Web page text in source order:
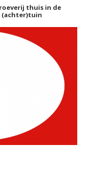
thuis in de
(achter)tuin